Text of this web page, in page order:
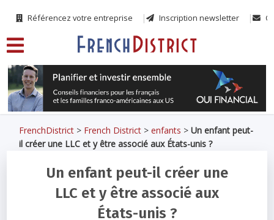
Référencez votre entreprise Inscription newsletter
FrenchDistrict > French District >enfants >Un enfant peut-
il créer une LLC et y être associé aux États-unis ?
Un enfant peut-il créer une
LLC et y être associé aux
États-unis ?